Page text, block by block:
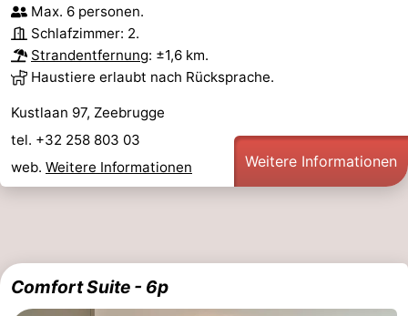
Max. 6 personen.
Schlafzimmer: 2.
Strandentfernung: ±1,6 km.
Haustiere erlaubt nach Rücksprache.
Kustlaan 97, Zeebrugge
tel. +32 258 803 03
web. Weitere Informationen Weitere Informationen
Comfort Suite - 6p